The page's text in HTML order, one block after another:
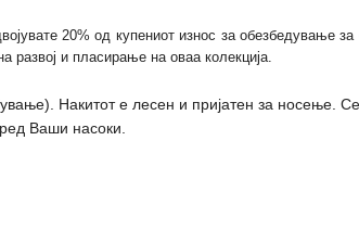
20% од купениот износ за обезбедување
развој и пласирање на оваа колекција.
Накитот е лесен и пријатен за носење.
Ваши насоки.